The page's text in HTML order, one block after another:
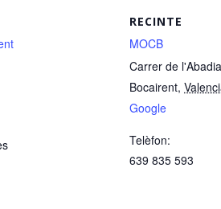
RECINTE
MOCB
Carrer de
Bocairent,
Google
Telèfon:
639 835 593